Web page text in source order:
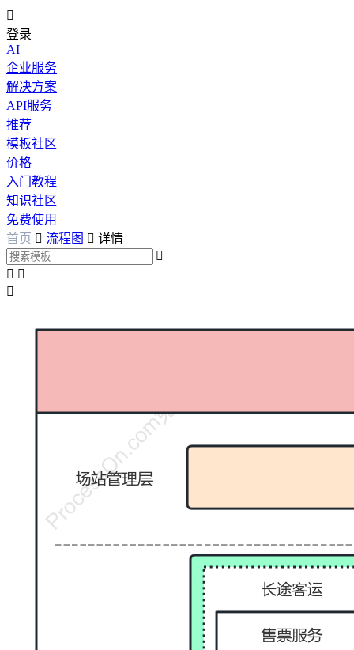

登录
AI
企业服务
解决方案
API服务
推荐
模板社区
价格
入门教程
知识社区
免费使用
首页  流程图  详情

 
